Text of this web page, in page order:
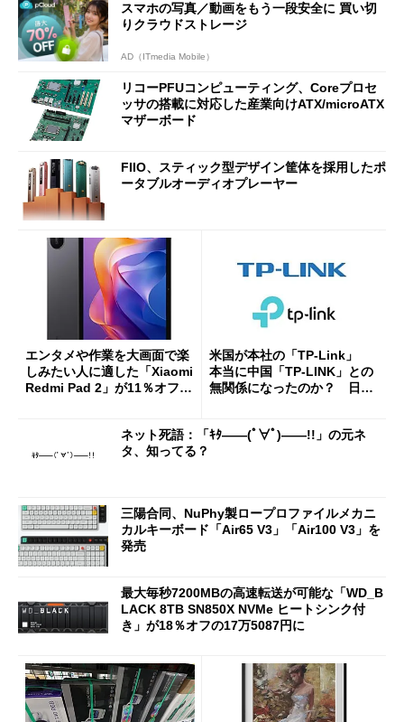
ut」が明...
スマホの写真／動画をもう一段安全に 買い切
りクラウドストレージ
AD（ITmedia Mobile）
リコーPFUコンピューティング、Coreプロセ
ッサの搭載に対応した産業向けATX/microATX
マザーボード
FIIO、スティック型デザイン筐体を採用したポ
ータブルオーディオプレーヤー
エンタメや作業を大画面で楽
しみたい人に適した「Xiaomi
Redmi Pad 2」が11％オフの
米国が本社の「TP-Link」
本当に中国「TP-LINK」との
無関係になったのか？ 日本
ネット死語：「ｷﾀ――(ﾟ∀ﾟ)――!!」の元ネ
タ、知ってる？
三陽合同、NuPhy製ロープロファイルメカニ
カルキーボード「Air65 V3」「Air100 V3」を
発売
最大毎秒7200MBの高速転送が可能な「WD_B
LACK 8TB SN850X NVMe ヒートシンク付
き」が18％オフの17万5087円に